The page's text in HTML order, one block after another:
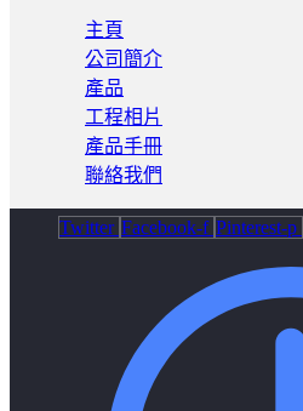
主頁
公司簡介
產品
工程相片
產品手冊
聯絡我們
Twitter Facebook-f Pinterest-p